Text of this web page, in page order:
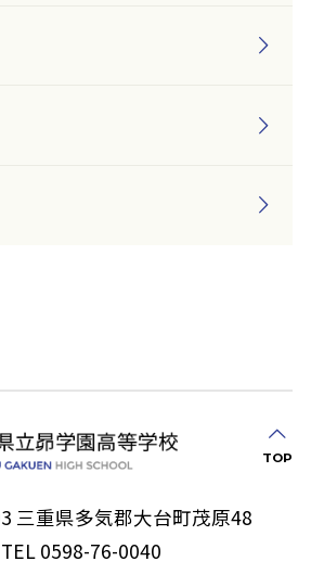
TOP
三重県多気郡大台町茂原48
TEL 0598-76-0040